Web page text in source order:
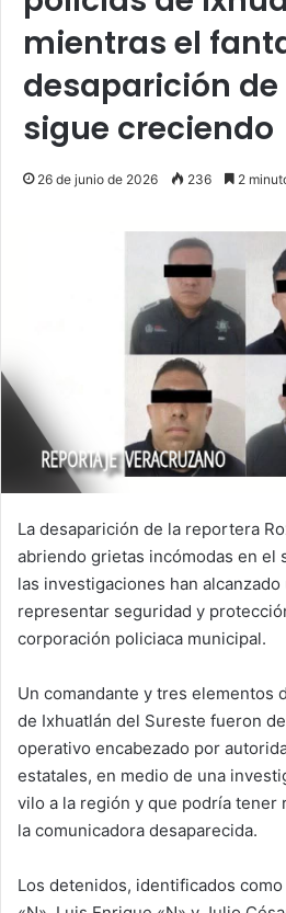
mientras el
desaparición de
sigue creciendo
26 de junio de 2026 236 2
La desaparición de la reportera
abriendo grietas incómodas en el
las investigaciones han
representar seguridad y
corporación policiaca municipal.
Un comandante y tres elementos
de Ixhuatlán del Sureste fueron
operativo encabezado por
estatales, en medio de una
vilo a la región y que podría tener
la comunicadora desaparecida.
Los detenidos, identificados como